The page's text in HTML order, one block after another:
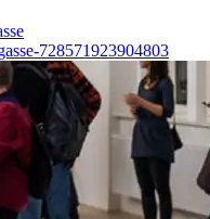
728571923904803